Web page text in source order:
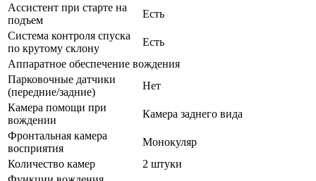
Ассистент при старте на
подъем
Есть
Система контроля спуска
по крутому склону
Есть
Аппаратное обеспечение вождения
Парковочные датчики
(передние/задние)
Нет
Камера помощи при
вождении
Камера заднего вида
Фронтальная камера
восприятия
Монокуляр
Количество камер
2 штуки